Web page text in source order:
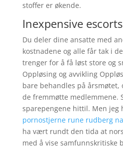
stoffer er økende.
Inexpensive
Du deler dine ansatte med
kostnadene og alle får tak i
trenger for å få løst store og
Oppløsing og avvikling
bare behandles på årsmøtet,
de fremmøtte medlemmene.
sparepengene hittil. Men jeg
pornostjerne rune rudberg
ha vært rundt den tida at
med å vise samfunnskritiske